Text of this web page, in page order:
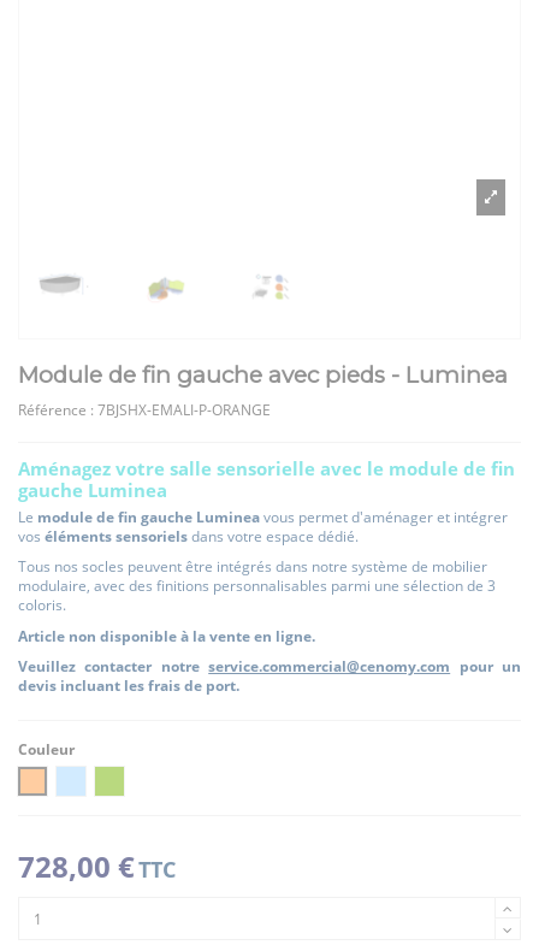
Module de fin gauche avec pieds - Luminea
Référence : 7BJSHX-EMALI-P-ORANGE
Aménagez votre salle sensorielle avec le module de fin
gauche Luminea
Le module de fin gauche Lumineavous permet d'aménager et intégrer
vos éléments sensorielsdans votre espace dédié.
Tous nos socles peuvent être intégrés dans notre système de mobilier
modulaire, avec des finitions personnalisables parmi une sélection de 3
coloris.
Article non disponible à la vente en ligne.
Veuillez contacter notreservice.commercial@cenomy.com pour un
devis incluant les frais de port.
Couleur
728,00 €TTC